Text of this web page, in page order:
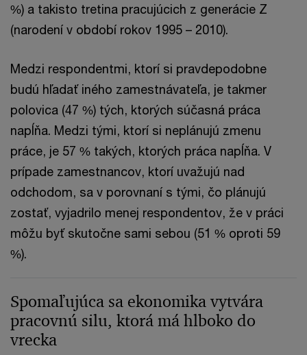
%) a takisto tretina pracujúcich z generácie Z
(narodení v období rokov 1995 – 2010).
Medzi respondentmi, ktorí si pravdepodobne
budú hľadať iného zamestnávateľa, je takmer
polovica (47 %) tých, ktorých súčasná práca
napĺňa. Medzi tými, ktorí si neplánujú zmenu
práce, je 57 % takých, ktorých práca napĺňa. V
prípade zamestnancov, ktorí uvažujú nad
odchodom, sa v porovnaní s tými, čo plánujú
zostať, vyjadrilo menej respondentov, že v práci
môžu byť skutočne sami sebou (51 % oproti 59
%).
Spomaľujúca sa ekonomika vytvára
pracovnú silu, ktorá má hlboko do
vrecka